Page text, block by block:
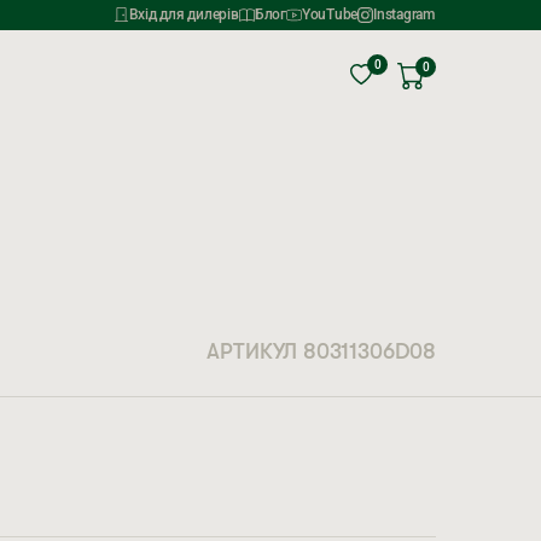
Вхід для дилерів Блог YouTube Instagram
0 0
АРТИКУЛ 80311306D08